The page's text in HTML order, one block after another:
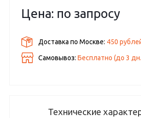
Цена: по запросу
Доставка по Москве: 450
Самовывоз:Бесплатно (до3
Технические